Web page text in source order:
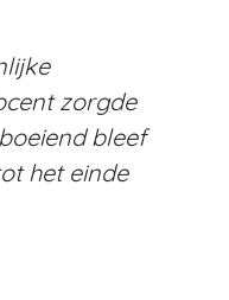
zorgde
bleef
het einde